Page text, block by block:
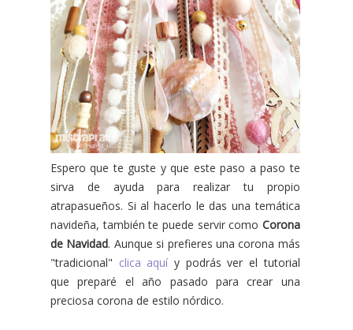
Espero que te guste y que este paso a paso te
sirva de ayuda para realizar tu propio
atrapasueños. Si al hacerlo le das una temática
navideña, también te puede servir como Corona
de Navidad. Aunque si prefieres una corona más
"tradicional" clica aquíy podrás ver el tutorial
que preparé el año pasado para crear una
preciosa corona de estilo nórdico.